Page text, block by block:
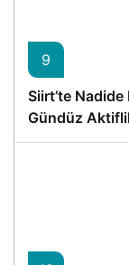
9
Siirt’te Nadide
Gündüz